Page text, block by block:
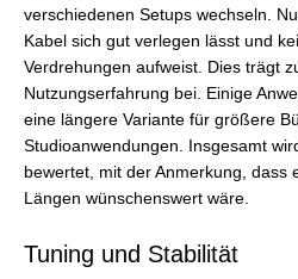
verschiedenen Setups wechseln.
Kabel sich gut verlegen lässt und
Verdrehungen aufweist. Dies trägt
Nutzungserfahrung bei. Einige
eine längere Variante für größere
Studioanwendungen. Insgesamt
bewertet, mit der Anmerkung, dass
Längen wünschenswert wäre.
Tuning und Stabilität